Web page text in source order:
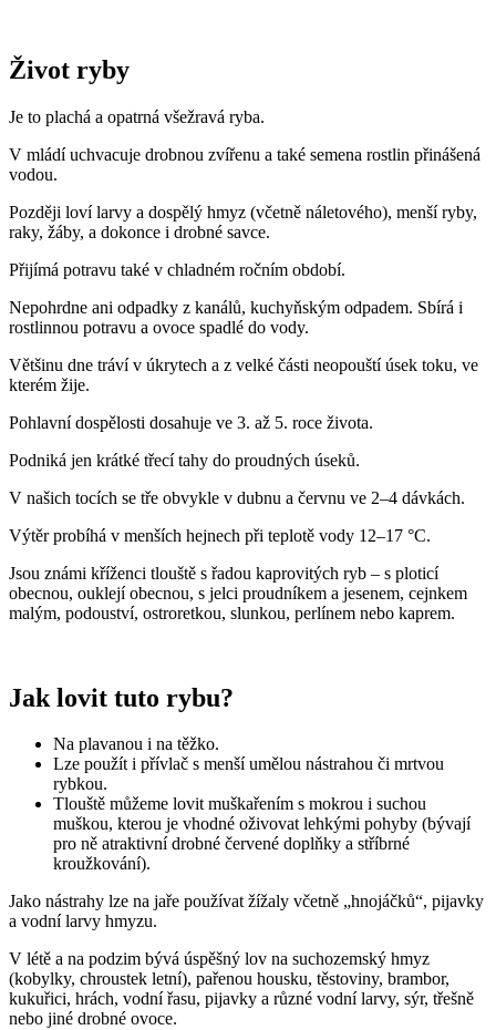
Život ryby
Je to plachá a opatrná všežravá ryba.
V mládí uchvacuje drobnou zvířenu a také semena rostlin přinášená
vodou.
Později loví larvy a dospělý hmyz (včetně náletového), menší ryby,
raky, žáby, a dokonce i drobné savce.
Přijímá potravu také v chladném ročním období.
Nepohrdne ani odpadky z kanálů, kuchyňským odpadem. Sbírá i
rostlinnou potravu a ovoce spadlé do vody.
Většinu dne tráví v úkrytech a z velké části neopouští úsek toku, ve
kterém žije.
Pohlavní dospělosti dosahuje ve 3. až 5. roce života.
Podniká jen krátké třecí tahy do proudných úseků.
V našich tocích se tře obvykle v dubnu a červnu ve 2–4 dávkách.
Výtěr probíhá v menších hejnech při teplotě vody 12–17 °C.
Jsou známi kříženci tlouště s řadou kaprovitých ryb – s ploticí
obecnou, ouklejí obecnou, s jelci proudníkem a jesenem, cejnkem
malým, podouství, ostroretkou, slunkou, perlínem nebo kaprem.
Jak lovit tuto rybu?
Na plavanou i na těžko.
Lze použít i přívlač s menší umělou nástrahou či mrtvou
rybkou.
Tlouště můžeme lovit muškařením s mokrou i suchou
muškou, kterou je vhodné oživovat lehkými pohyby (bývají
pro ně atraktivní drobné červené doplňky a stříbrné
kroužkování).
Jako nástrahy lze na jaře používat žížaly včetně „hnojáčků“, pijavky
a vodní larvy hmyzu.
V létě a na podzim bývá úspěšný lov na suchozemský hmyz
(kobylky, chroustek letní), pařenou housku, těstoviny, brambor,
kukuřici, hrách, vodní řasu, pijavky a různé vodní larvy, sýr, třešně
nebo jiné drobné ovoce.